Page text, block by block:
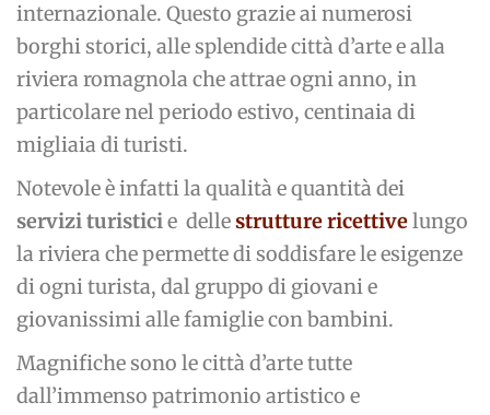
internazionale. Questo grazie ai numerosi
borghi storici, alle splendide città d’arte e alla
riviera romagnola che attrae ogni anno, in
particolare nel periodo estivo, centinaia di
migliaia di turisti.
Notevole è infatti la qualità e quantità dei
servizi turisticie dellestrutture ricettivelungo
la riviera che permette di soddisfare le esigenze
di ogni turista, dal gruppo di giovani e
giovanissimi alle famiglie con bambini.
Magnifiche sono le città d’arte tutte
dall’immenso patrimonio artistico e